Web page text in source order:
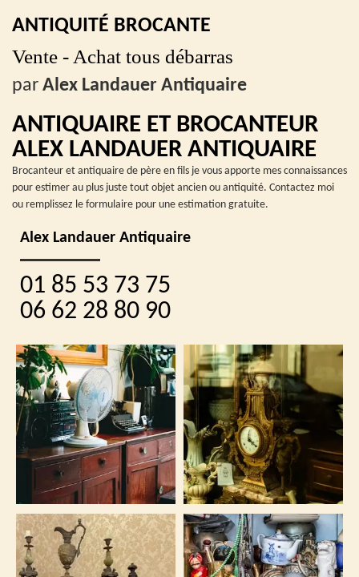
ANTIQUITÉ BROCANTE
Vente - Achat tous débarras
par Alex Landauer Antiquaire
ANTIQUAIRE ET BROCANTEUR
ALEX LANDAUER ANTIQUAIRE
Brocanteur et antiquaire de père en fils je vous apporte mes connaissances
pour estimer au plus juste tout objet ancien ou antiquité. Contactez moi
ou remplissez le formulaire pour une estimation gratuite.
Alex Landauer Antiquaire
01 85 53 73 75
06 62 28 80 90